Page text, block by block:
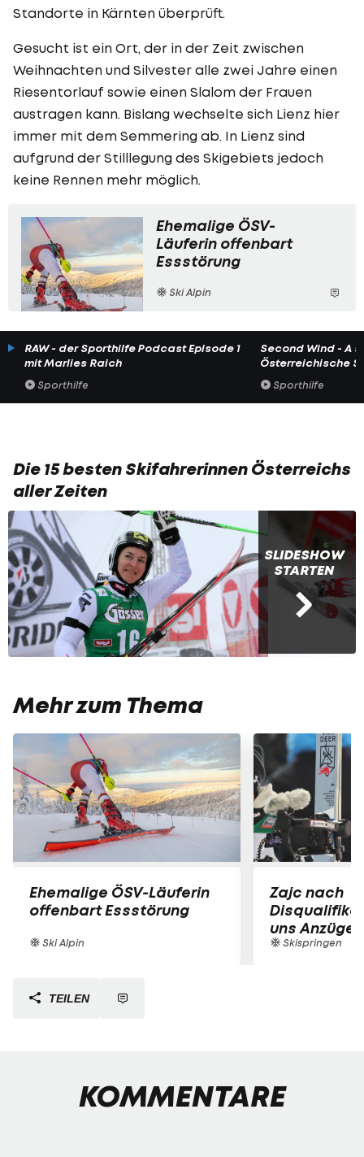
Standorte in Kärnten überprüft.
Gesucht ist ein Ort, der in der Zeit zwischen
Weihnachten und Silvester alle zwei Jahre einen
Riesentorlauf sowie einen Slalom der Frauen
austragen kann. Bislang wechselte sich Lienz hier
immer mit dem Semmering ab. In Lienz sind
aufgrund der Stilllegung des Skigebiets jedoch
keine Rennen mehr möglich.
Ehemalige ÖSV-
Läuferin offenbart
Essstörung
Ski Alpin
RAW - der Sporthilfe Podcast Episode 1
mit Marlies Raich
Sporthilfe
Second Wind - A
Österreichische
Sporthilfe
Die 15 besten Skifahrerinnen Österreichs
aller Zeiten
SLIDESHOW
STARTEN
Mehr zum Thema
Ehemalige ÖSV-Läuferin
offenbart Essstörung
Ski Alpin
Zajc nach
uns
Skispringen
TEILEN
KOMMENTARE